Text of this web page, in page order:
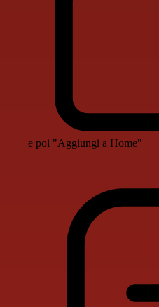
e poi "Aggiungi a Home"